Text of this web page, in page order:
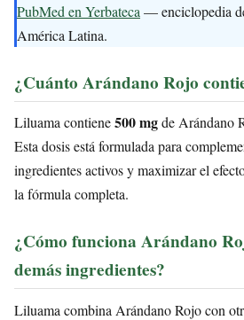
PubMed en Yerbateca — enciclopedia
América Latina.
¿Cuánto Arándano Rojo
Liluama contiene500 mgde Arándano
Esta dosis está formulada para
ingredientes activos y maximizar el
la fórmula completa.
¿Cómo funciona Arándano
demás ingredientes?
Liluama combina Arándano Rojo con